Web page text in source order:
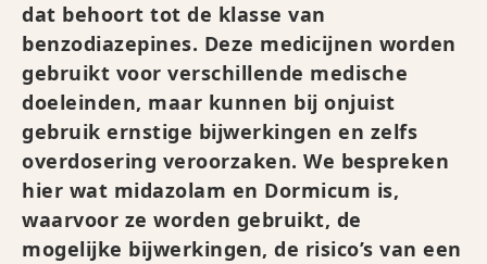
dat behoort tot de klasse van
benzodiazepines. Deze medicijnen worden
gebruikt voor verschillende medische
doeleinden, maar kunnen bij onjuist
gebruik ernstige bijwerkingen en zelfs
overdosering veroorzaken. We bespreken
hier wat midazolam en Dormicum is,
waarvoor ze worden gebruikt, de
mogelijke bijwerkingen, de risico’s van een